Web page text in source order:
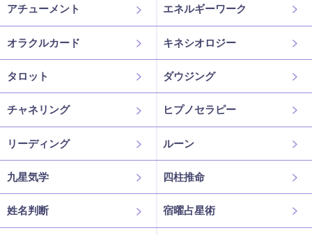
アチューメント エネルギーワーク
オラクルカード キネシオロジー
タロット ダウジング
チャネリング ヒプノセラピー
リーディング ルーン
九星気学 四柱推命
姓名判断 宿曜占星術